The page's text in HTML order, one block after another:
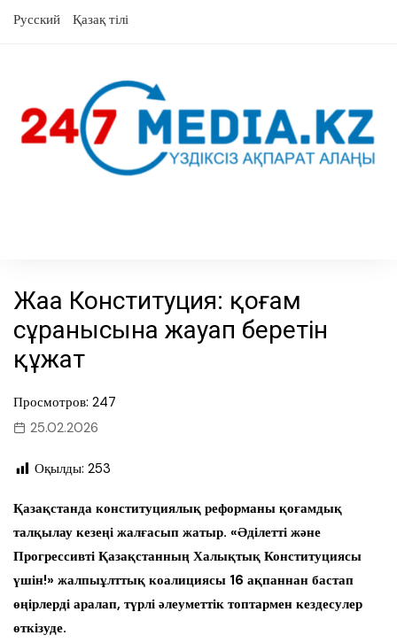
Русский Қазақ тілі
Жаңа Конституция: қоғам
сұранысына жауап беретін
құжат
Просмотров: 247
25.02.2026
Оқылды: 253
Қазақстанда конституциялық реформаны қоғамдық
талқылау кезеңі жалғасып жатыр. «Әділетті және
Прогрессивті Қазақстанның Халықтық Конституциясы
үшін!» жалпыұлттық коалициясы 16 ақпаннан бастап
өңірлерді аралап, түрлі әлеуметтік топтармен кездесулер
өткізуде.